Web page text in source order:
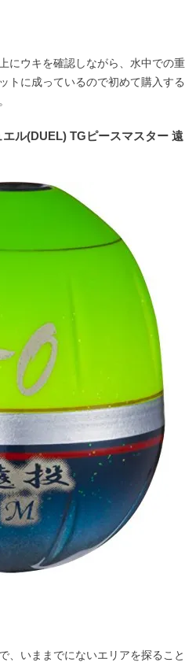
にウキを確認しながら、水中での重
トに成っているので初めて購入する
エル(DUEL) TGピースマスター 遠
、いままでにないエリアを探ること